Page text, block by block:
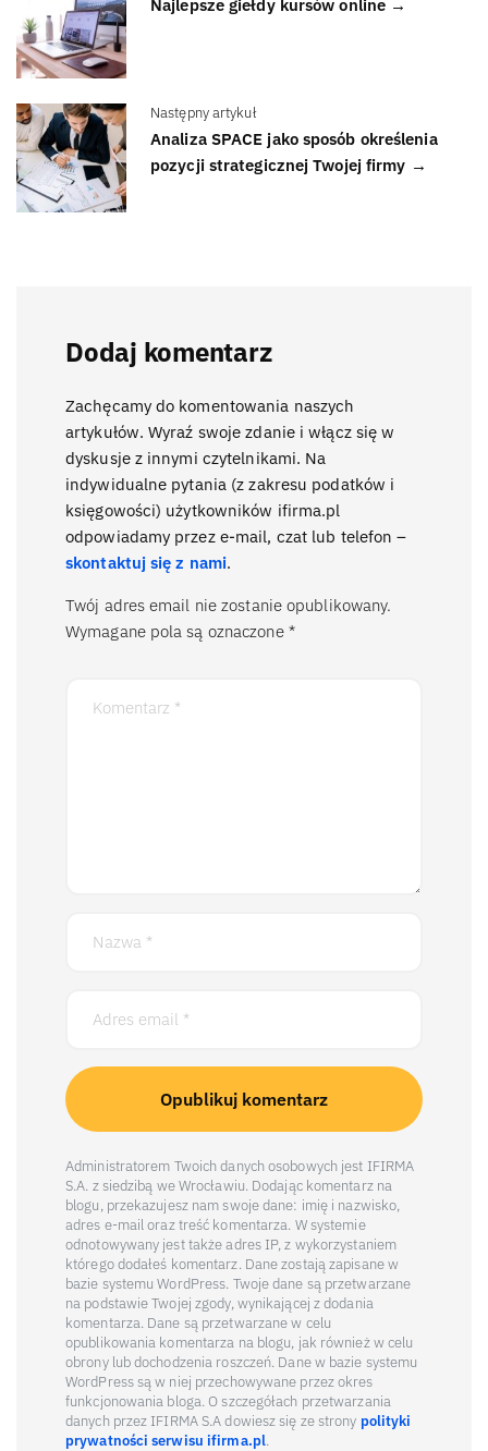
Najlepsze giełdy kursów online →
Następny artykuł
Analiza SPACE jako sposób określenia
pozycji strategicznej Twojej firmy →
Dodaj komentarz
Zachęcamy do komentowania naszych
artykułów. Wyraź swoje zdanie i włącz się w
dyskusje z innymi czytelnikami. Na
indywidualne pytania (z zakresu podatków i
księgowości) użytkowników ifirma.pl
odpowiadamy przez e-mail, czat lub telefon –
skontaktuj się z nami.
Twój adres email nie zostanie opublikowany.
Wymagane pola są oznaczone *
Administratorem Twoich danych osobowych jest IFIRMA
S.A. z siedzibą we Wrocławiu. Dodając komentarz na
blogu, przekazujesz nam swoje dane: imię i nazwisko,
adres e-mail oraz treść komentarza. W systemie
odnotowywany jest także adres IP, z wykorzystaniem
którego dodałeś komentarz. Dane zostają zapisane w
bazie systemu WordPress. Twoje dane są przetwarzane
na podstawie Twojej zgody, wynikającej z dodania
komentarza. Dane są przetwarzane w celu
opublikowania komentarza na blogu, jak również w celu
obrony lub dochodzenia roszczeń. Dane w bazie systemu
WordPress są w niej przechowywane przez okres
funkcjonowania bloga. O szczegółach przetwarzania
danych przez IFIRMA S.A dowiesz się ze strony polityki
prywatności serwisu ifirma.pl.